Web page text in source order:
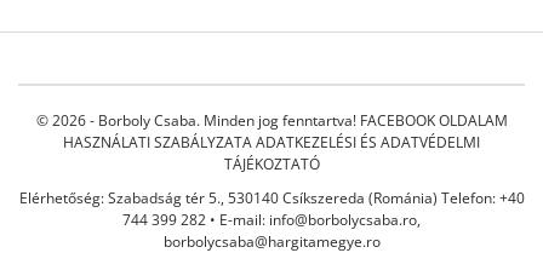
© 2026 - Borboly Csaba. Minden jog fenntartva! FACEBOOK OLDALAM
HASZNÁLATI SZABÁLYZATAADATKEZELÉSI ÉS ADATVÉDELMI
TÁJÉKOZTATÓ
Elérhetőség: Szabadság tér 5., 530140 Csíkszereda (Románia) Telefon: +40
744 399 282 • E-mail: info@borbolycsaba.ro,
borbolycsaba@hargitamegye.ro